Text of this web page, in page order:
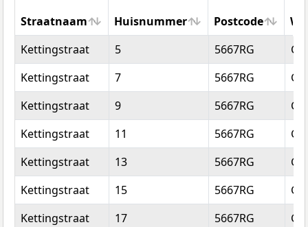
Straatnaam Huisnummer Postcode
Straatnaam
Huisnummer Postcode
Kettingstraat 5 5667RG
Kettingstraat
7 5667RG
Kettingstraat
9 5667RG
Kettingstraat
11 5667RG
Kettingstraat
13 5667RG
Kettingstraat
15 5667RG
Kettingstraat
17 5667RG